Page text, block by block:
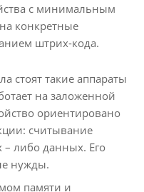
с минимальным
конкретные
штрих-кода.
стоят такие аппараты
на заложенной
ориентировано
считывание
– либо данных. Его
нужды.
памяти и